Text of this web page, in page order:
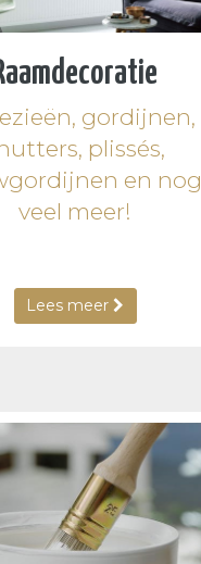
gordijnen,
plissés,
en nog
veel meer!
Lees meer